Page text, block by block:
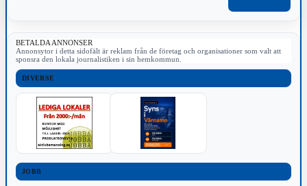
BETALDA ANNONSER
Annonsytor i detta sidofält är reklam från de företag och organisationer som valt att
sponsra den lokala journalistiken i sin hemkommun.
DIVERSE
JOBB